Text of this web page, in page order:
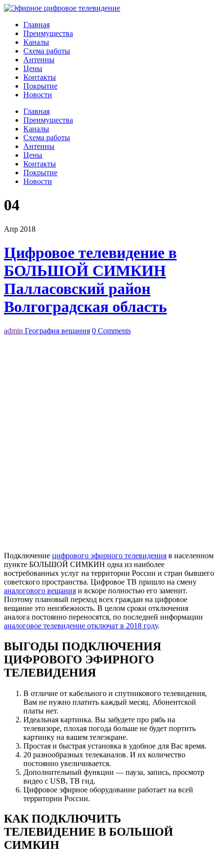
Главная
Преимущества
Каналы
Схема работы
Антенны
Цены
Контакты
Покрытие
Новости
Главная
Преимущества
Каналы
Схема работы
Антенны
Цены
Контакты
Покрытие
Новости
04
Апр 2018
Цифровое телевидение в
БОЛЬШОЙ СИМКИН
Палласовский район
Волгоградская область
admin География вещания 0 Comments
Подключение цифрового эфирного телевидения в населенном
пункте БОЛЬШОЙ СИМКИН одна из наиболее
востребованных услуг на территории России и стран бывшего
советского пространства. Цифровое ТВ пришло на смену
аналогового вещания и вскоре полностью его заменит.
Поэтому плановый переход всех граждан на цифровое
вещание это неизбежность. В целом сроки отключения
аналога постоянно переносятся, по последней информации
аналоговое телевидение отключат в 2018 году.
ВЫГОДЫ ПОДКЛЮЧЕНИЯ
ЦИФРОВОГО ЭФИРНОГО
ТЕЛЕВИДЕНИЯ
В отличие от кабельного и спутникового телевидения,
Вам не нужно платить каждый месяц. Абонентской
платы нет.
Идеальная картинка. Вы забудете про рябь на
телевизоре, плохая погода больше не будет портить
картинку на вашем телеэкране.
Простая и быстрая установка в удобное для Вас время.
20 разнообразных телеканалов. И их количество
постоянно увеличивается.
Дополнительный функции — пауза, запись, просмотр
видео с USB, ТВ гид.
Цифровое эфирное оборудование работает на всей
территории России.
КАК ПОДКЛЮЧИТЬ
ТЕЛЕВИДЕНИЕ В БОЛЬШОЙ
СИМКИН